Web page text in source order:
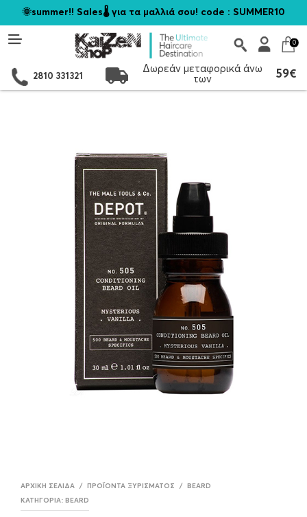
🌞summer!! Sales🌡️ για τα μαλλιά σου! code : SUMMER10
0
2810 331321
Δωρεάν μεταφορικά άνω
των
59€
ΑΡΧΙΚΉ ΣΕΛΊΔΑ / ΠΡΟΪΌΝΤΑ ΞΥΡΙΣΜΑΤΟΣ / BEARD
ΚΑΤΗΓΟΡΊΑ: BEARD